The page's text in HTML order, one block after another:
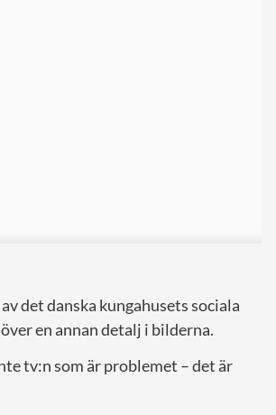
det danska kungahusets sociala
en annan detalj i bilderna.
tv:n som är problemet – det är